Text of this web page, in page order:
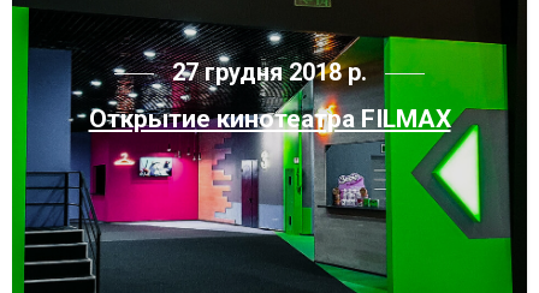
27 грудня 2018 р.
Открытие кинотеатра FILMAX